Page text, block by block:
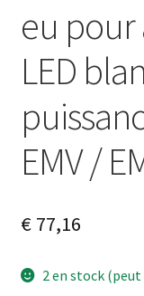
eu pour
LED
EMV /
€77,16
2 en stock